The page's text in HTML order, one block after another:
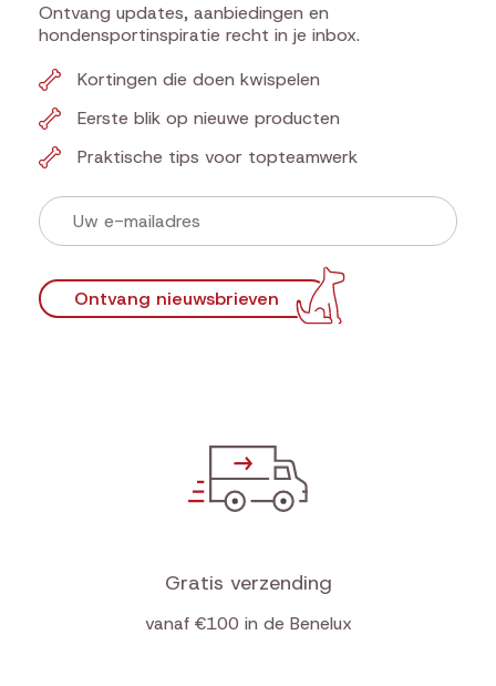
Ontvang updates, aanbiedingen en
hondensportinspiratie recht in je inbox.
Kortingen die doen kwispelen
Eerste blik op nieuwe producten
Praktische tips voor topteamwerk
Ontvang nieuwsbrieven
Gratis verzending
vanaf €100 in de Benelux